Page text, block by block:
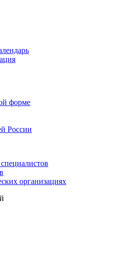
форме
России
организациях